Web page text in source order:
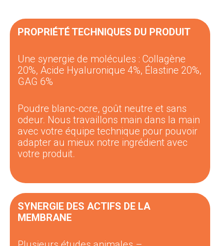
PROPRIÉTÉ TECHNIQUES DU PRODUIT
Une synergie de molécules : Collagène
20%, Acide Hyaluronique 4%, Élastine 20%,
GAG 6%
Poudre blanc-ocre, goût neutre et sans
odeur. Nous travaillons main dans la main
avec votre équipe technique pour pouvoir
adapter au mieux notre ingrédient avec
votre produit.
SYNERGIE DES ACTIFS DE LA
MEMBRANE